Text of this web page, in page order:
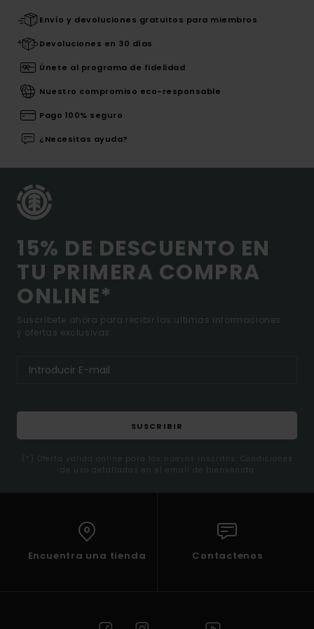
Envío y devoluciones gratuitos para miembros
Devoluciones en 30 días
Únete al programa de fidelidad
Nuestro compromiso eco-responsable
Pago 100% seguro
¿Necesitas ayuda?
15% DE DESCUENTO EN
TU PRIMERA COMPRA
ONLINE*
Suscríbete ahora para recibir las ultimas informaciones
y ofertas exclusivas.
SUSCRIBIR
(*) Oferta valida online para los nuevos inscritos. Condiciones
de uso detalladas en el email de bienvenida
Encuentra una tienda Contactenos